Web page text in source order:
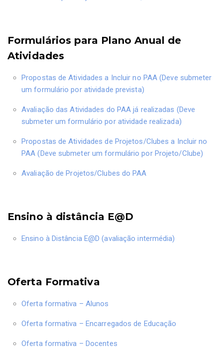
Formulários para Plano Anual de
Atividades
Propostas de Atividades a Incluir no PAA (Deve submeter
um formulário por atividade prevista)
Avaliação das Atividades do PAA já realizadas (Deve
submeter um formulário por atividade realizada)
Propostas de Atividades de Projetos/Clubes a Incluir no
PAA (Deve submeter um formulário por Projeto/Clube)
Avaliação de Projetos/Clubes do PAA
Ensino à distância E@D
Ensino à Distância E@D (avaliação intermédia)
Oferta Formativa
Oferta formativa – Alunos
Oferta formativa – Encarregados de Educação
Oferta formativa – Docentes